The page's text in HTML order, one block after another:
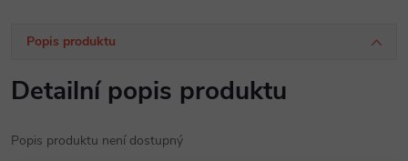
Popis produktu
Detailní popis produktu
Popis produktu není dostupný